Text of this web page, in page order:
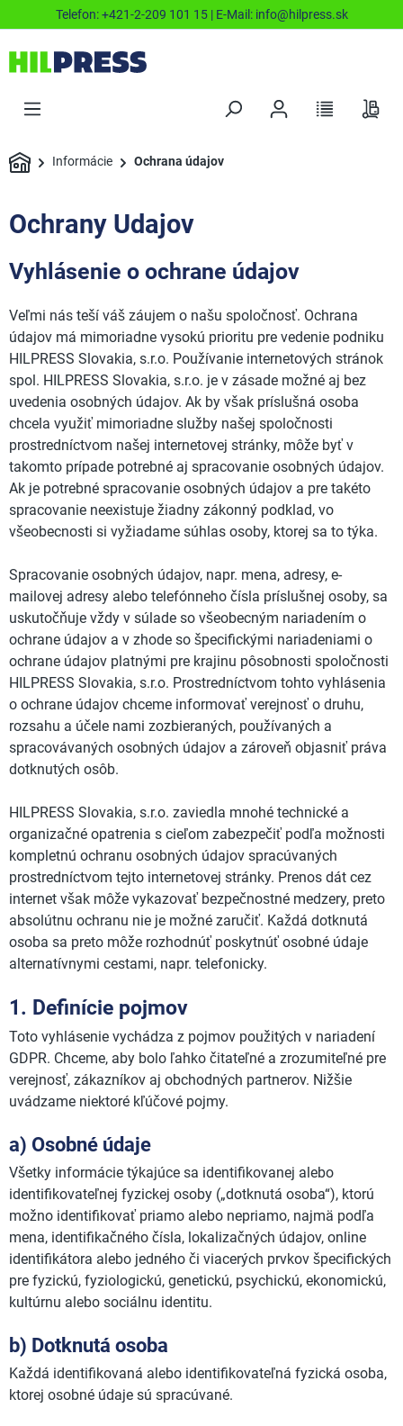
Telefon:+421-2-209 101 15| E-Mail: info@hilpress.sk
Informácie Ochrana údajov
Ochrany Udajov
Vyhlásenie o ochrane údajov
Veľmi nás teší váš záujem o našu spoločnosť. Ochrana
údajov má mimoriadne vysokú prioritu pre vedenie podniku
HILPRESS Slovakia, s.r.o. Používanie internetových stránok
spol. HILPRESS Slovakia, s.r.o. je v zásade možné aj bez
uvedenia osobných údajov. Ak by však príslušná osoba
chcela využiť mimoriadne služby našej spoločnosti
prostredníctvom našej internetovej stránky, môže byť v
takomto prípade potrebné aj spracovanie osobných údajov.
Ak je potrebné spracovanie osobných údajov a pre takéto
spracovanie neexistuje žiadny zákonný podklad, vo
všeobecnosti si vyžiadame súhlas osoby, ktorej sa to týka.
Spracovanie osobných údajov, napr. mena, adresy, e-
mailovej adresy alebo telefónneho čísla príslušnej osoby, sa
uskutočňuje vždy v súlade so všeobecným nariadením o
ochrane údajov a v zhode so špecifickými nariadeniami o
ochrane údajov platnými pre krajinu pôsobnosti spoločnosti
HILPRESS Slovakia, s.r.o. Prostredníctvom tohto vyhlásenia
o ochrane údajov chceme informovať verejnosť o druhu,
rozsahu a účele nami zozbieraných, používaných a
spracovávaných osobných údajov a zároveň objasniť práva
dotknutých osôb.
HILPRESS Slovakia, s.r.o. zaviedla mnohé technické a
organizačné opatrenia s cieľom zabezpečiť podľa možnosti
kompletnú ochranu osobných údajov spracúvaných
prostredníctvom tejto internetovej stránky. Prenos dát cez
internet však môže vykazovať bezpečnostné medzery, preto
absolútnu ochranu nie je možné zaručiť. Každá dotknutá
osoba sa preto môže rozhodnúť poskytnúť osobné údaje
alternatívnymi cestami, napr. telefonicky.
1. Definície pojmov
Toto vyhlásenie vychádza z pojmov použitých v nariadení
GDPR. Chceme, aby bolo ľahko čitateľné a zrozumiteľné pre
verejnosť, zákazníkov aj obchodných partnerov. Nižšie
uvádzame niektoré kľúčové pojmy.
a) Osobné údaje
Všetky informácie týkajúce sa identifikovanej alebo
identifikovateľnej fyzickej osoby („dotknutá osoba“), ktorú
možno identifikovať priamo alebo nepriamo, najmä podľa
mena, identifikačného čísla, lokalizačných údajov, online
identifikátora alebo jedného či viacerých prvkov špecifických
pre fyzickú, fyziologickú, genetickú, psychickú, ekonomickú,
kultúrnu alebo sociálnu identitu.
b) Dotknutá osoba
Každá identifikovaná alebo identifikovateľná fyzická osoba,
ktorej osobné údaje sú spracúvané.